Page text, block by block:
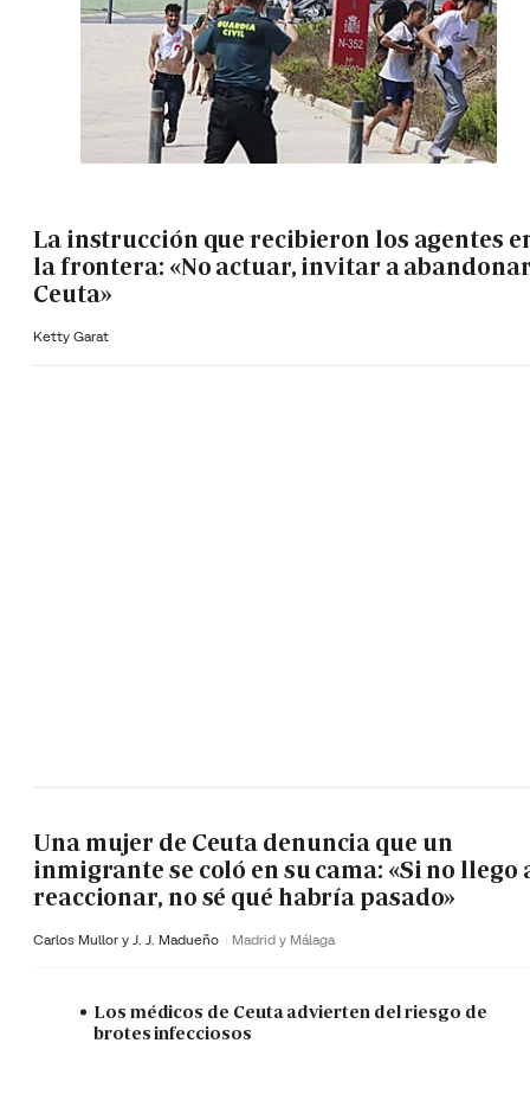
La instrucción que recibieron los agentes
la frontera: «No actuar, invitar a
Ceuta»
Ketty Garat
Una mujer de Ceuta denuncia que un
inmigrante se coló en su cama: «Si no llego
reaccionar, no sé qué habría pasado»
Carlos Mullor y J. J. Madueño Madrid y Málaga
Los médicos de Ceuta advierten del riesgo de
brotes infecciosos